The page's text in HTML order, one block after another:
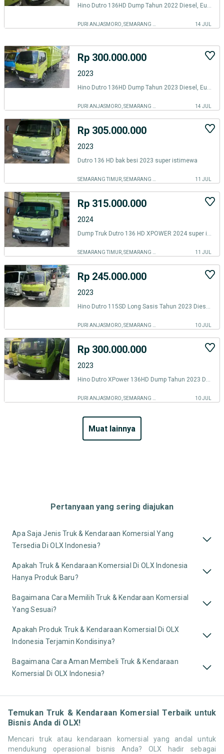
Hino Dutro 136HD Dump Tahun 2022 Diesel, Euro 4
14 JUL
Rp 300.000.000
2023
Hino Dutro 136HD Dump Tahun 2023 Diesel, Euro 4
14 JUL
Rp 305.000.000
2023
Dutro 136 HD bak besi 2023 super istimewa
11 JUL
Rp 315.000.000
2024
Dump Truk Dutro 136 HD XPOWER 2024 super istimewa
11 JUL
Rp 245.000.000
2023
Hino Dutro 115SD Long Sasis Tahun 2023 Diesel, Euro 4
10 JUL
Rp 300.000.000
2023
Hino Dutro XPower 136HD Dump Tahun 2023 Diesel, Euro 4
10 JUL
muat lainnya
Pertanyaan yang sering diajukan
Apa Saja Jenis Truk & Kendaraan Komersial Yang
Tersedia Di OLX Indonesia?
Apakah Truk & Kendaraan Komersial Di OLX Indonesia
Hanya Produk Baru?
Bagaimana Cara Memilih Truk & Kendaraan Komersial
Yang Sesuai?
Apakah Produk Truk & Kendaraan Komersial Di OLX
Indonesia Terjamin Kondisinya?
Bagaimana Cara Aman Membeli Truk & Kendaraan
Komersial Di OLX Indonesia?
Temukan Truk & Kendaraan Komersial Terbaik untuk
Bisnis Anda di OLX!
Mencari truk atau kendaraan komersial yang andal untuk
mendukung operasional bisnis Anda? OLX hadir sebagai